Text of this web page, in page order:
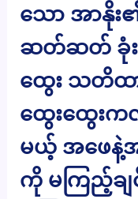
သော အာနို
ဆတ်ဆတ် ခုံ
ထွေး သတိထ
ထွေးထွေး
မယ့် အဖေနဲ့
ကို မကြည့်ချ